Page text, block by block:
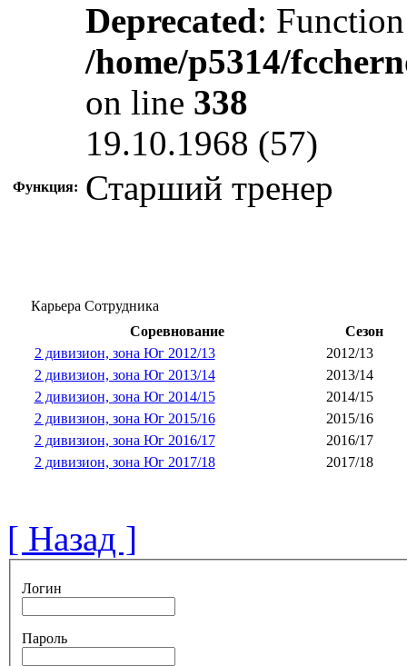
Deprecated:
/home/p5314/
on line 338
19.10.1968 (57)
Функция: Старший тренер
Карьера Сотрудника
Соревнование
Сезон
2 дивизион, зона Юг 2012/13
2012/13
2 дивизион, зона Юг 2013/14
2013/14
2 дивизион, зона Юг 2014/15
2014/15
2 дивизион, зона Юг 2015/16
2015/16
2 дивизион, зона Юг 2016/17
2016/17
2 дивизион, зона Юг 2017/18
2017/18
[ Назад ]
Логин
Пароль